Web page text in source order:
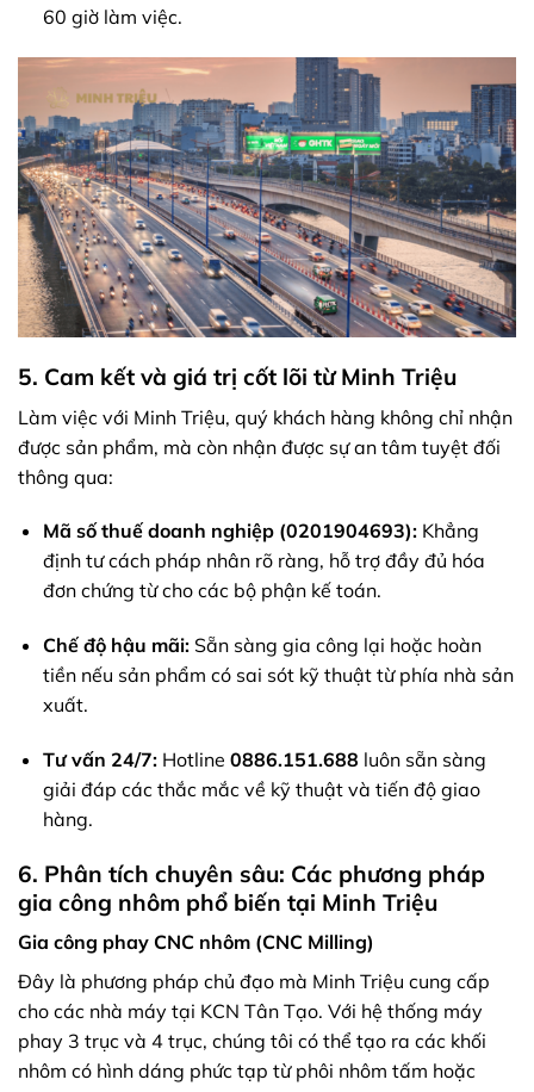
60 giờ làm việc.
5. Cam kết và giá trị cốt lõi từ Minh Triệu
Làm việc với Minh Triệu, quý khách hàng không chỉ nhận
được sản phẩm, mà còn nhận được sự an tâm tuyệt đối
thông qua:
Mã số thuế doanh nghiệp (0201904693):Khẳng
định tư cách pháp nhân rõ ràng, hỗ trợ đầy đủ hóa
đơn chứng từ cho các bộ phận kế toán.
Chế độ hậu mãi:Sẵn sàng gia công lại hoặc hoàn
tiền nếu sản phẩm có sai sót kỹ thuật từ phía nhà sản
xuất.
Tư vấn 24/7:Hotline 0886.151.688 luôn sẵn sàng
giải đáp các thắc mắc về kỹ thuật và tiến độ giao
hàng.
6. Phân tích chuyên sâu: Các phương pháp
gia công nhôm phổ biến tại Minh Triệu
Gia công phay CNC nhôm (CNC Milling)
Đây là phương pháp chủ đạo mà Minh Triệu cung cấp
cho các nhà máy tại KCN Tân Tạo. Với hệ thống máy
phay 3 trục và 4 trục, chúng tôi có thể tạo ra các khối
nhôm có hình dáng phức tạp từ phôi nhôm tấm hoặc